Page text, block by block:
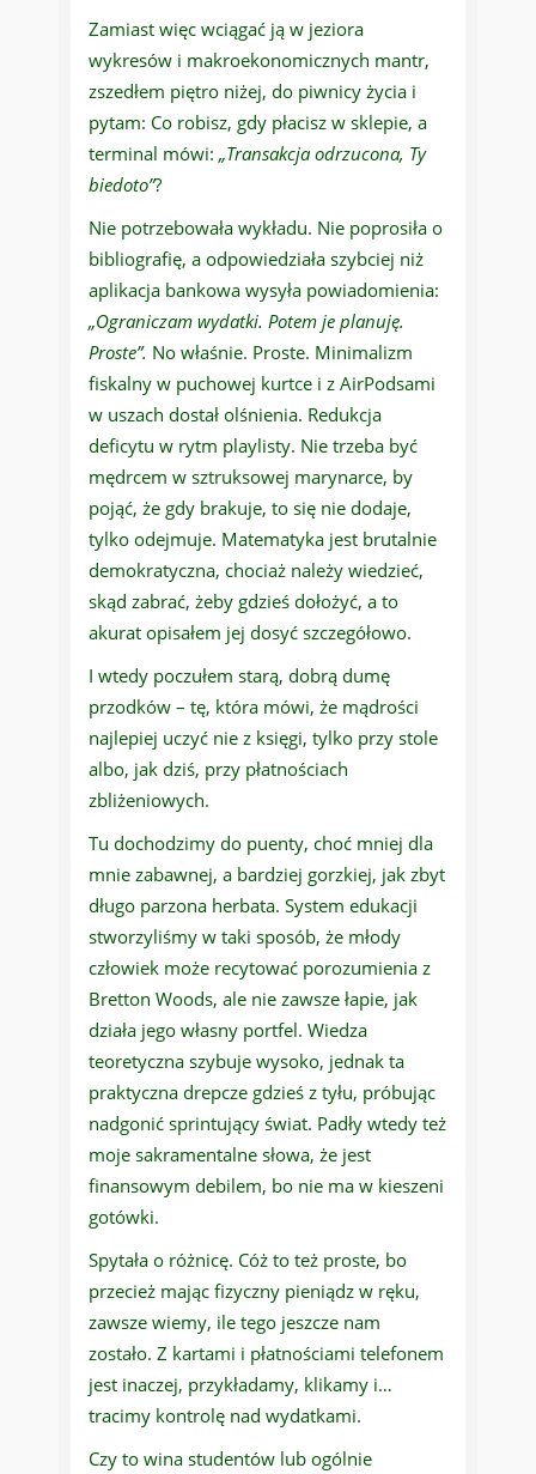
Zamiast więc wciągać ją w jeziora
wykresów i makroekonomicznych mantr,
zszedłem piętro niżej, do piwnicy życia i
pytam: Co robisz, gdy płacisz w sklepie, a
terminal mówi: „Transakcja odrzucona, Ty
biedoto”?
Nie potrzebowała wykładu. Nie poprosiła o
bibliografię, a odpowiedziała szybciej niż
aplikacja bankowa wysyła powiadomienia:
„Ograniczam wydatki. Potem je planuję.
Proste”. No właśnie. Proste. Minimalizm
fiskalny w puchowej kurtce i z AirPodsami
w uszach dostał olśnienia. Redukcja
deficytu w rytm playlisty. Nie trzeba być
mędrcem w sztruksowej marynarce, by
pojąć, że gdy brakuje, to się nie dodaje,
tylko odejmuje. Matematyka jest brutalnie
demokratyczna, chociaż należy wiedzieć,
skąd zabrać, żeby gdzieś dołożyć, a to
akurat opisałem jej dosyć szczegółowo.
I wtedy poczułem starą, dobrą dumę
przodków – tę, która mówi, że mądrości
najlepiej uczyć nie z księgi, tylko przy stole
albo, jak dziś, przy płatnościach
zbliżeniowych.
Tu dochodzimy do puenty, choć mniej dla
mnie zabawnej, a bardziej gorzkiej, jak zbyt
długo parzona herbata. System edukacji
stworzyliśmy w taki sposób, że młody
człowiek może recytować porozumienia z
Bretton Woods, ale nie zawsze łapie, jak
działa jego własny portfel. Wiedza
teoretyczna szybuje wysoko, jednak ta
praktyczna drepcze gdzieś z tyłu, próbując
nadgonić sprintujący świat. Padły wtedy też
moje sakramentalne słowa, że jest
finansowym debilem, bo nie ma w kieszeni
gotówki.
Spytała o różnicę. Cóż to też proste, bo
przecież mając fizyczny pieniądz w ręku,
zawsze wiemy, ile tego jeszcze nam
zostało. Z kartami i płatnościami telefonem
jest inaczej, przykładamy, klikamy i…
tracimy kontrolę nad wydatkami.
Czy to wina studentów lub ogólnie